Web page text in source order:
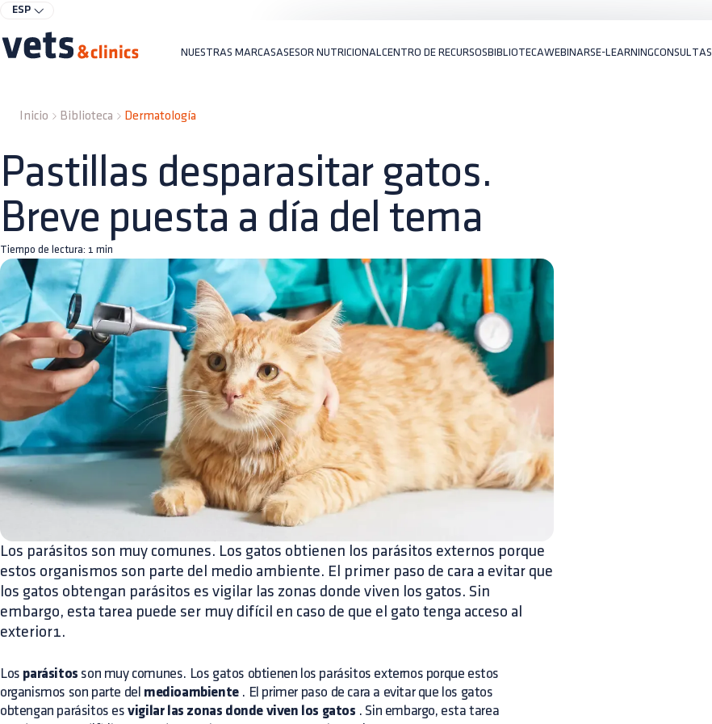
ESP
NUESTRAS MARCASASESOR NUTRICIONAL CENTRO DE RECURSOSBIBLIOTECAWEBINARSE-LEARNINGCONSULTAS
Inicio Biblioteca Dermatología
Pastillas desparasitar gatos.
Breve puesta a día del tema
Tiempo de lectura: 1 min
Los parásitos son muy comunes. Los gatos obtienen los parásitos externos porque
estos organismos son parte del medio ambiente. El primer paso de cara a evitar que
los gatos obtengan parásitos es vigilar las zonas donde viven los gatos. Sin
embargo, esta tarea puede ser muy difícil en caso de que el gato tenga acceso al
exterior1.
Los parásitos son muy comunes. Los gatos obtienen los parásitos externos porque estos
organismos son parte del medioambiente. El primer paso de cara a evitar que los gatos
obtengan parásitos esvigilar las zonas donde viven los gatos . Sin embargo, esta tarea